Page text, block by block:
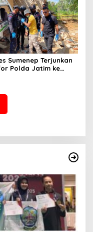
Sumenep Terjunkan
Polda Jatim ke